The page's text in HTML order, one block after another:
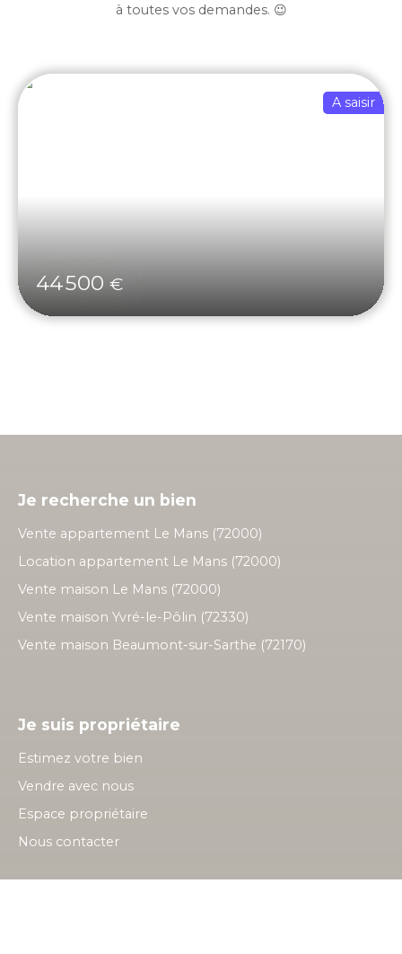
à toutes vos demandes. 😉
A saisir
44 500 €
Je recherche un bien
Vente appartement Le Mans (72000)
Location appartement Le Mans (72000)
Vente maison Le Mans (72000)
Vente maison Yvré-le-Pôlin (72330)
Vente maison Beaumont-sur-Sarthe (72170)
Je suis propriétaire
Estimez votre bien
Vendre avec nous
Espace propriétaire
Nous contacter